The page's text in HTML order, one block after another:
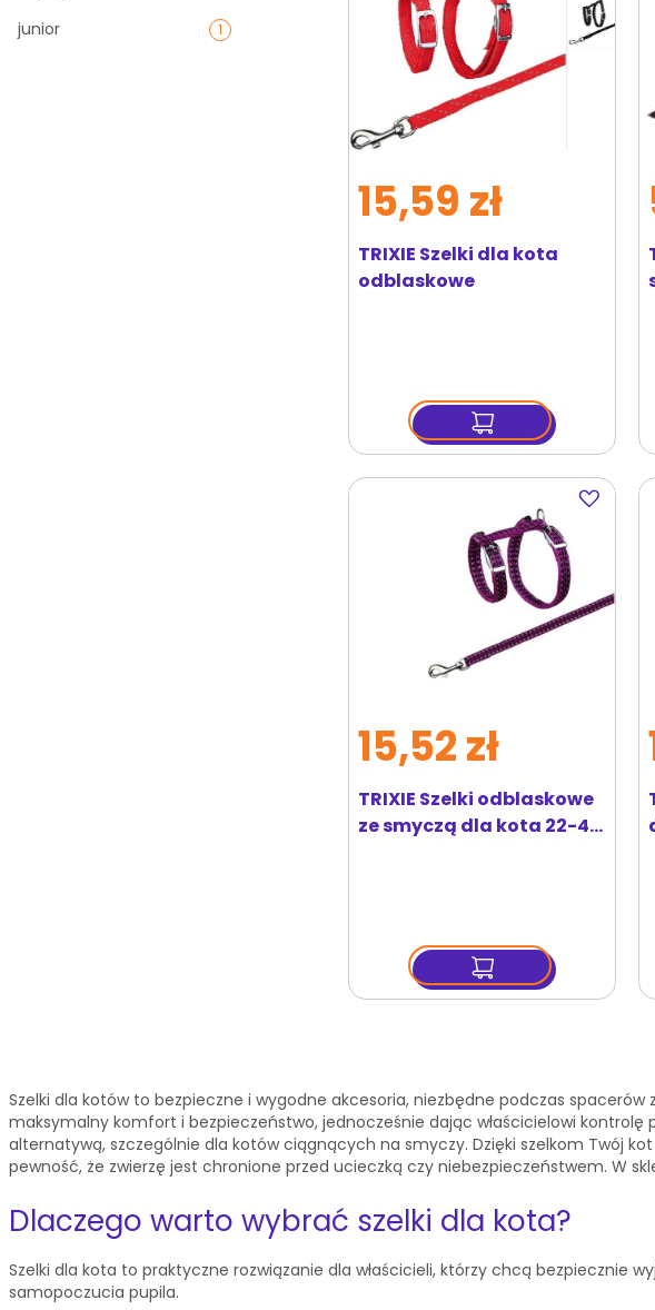
TRIXIE Szelki dla kota
odblaskowe
15,59 zł
Dodaj
do
TRIXIE Szelki odblaskowe
ze smyczą dla kota 22-42
15,52 zł
junior
1
Szelki dla kotów to bezpieczne i wygodne akcesoria, niezbędne podczas
maksymalny komfort i bezpieczeństwo, jednocześnie dając właścicielowi
alternatywą, szczególnie dla kotów ciągnących na smyczy. Dzięki szelkom Twój
pewność, że zwierzę jest chronione przed ucieczką czy niebezpieczeństwem. W
Dlaczego warto wybrać szelki dla kota?
Szelki dla kota to praktyczne rozwiązanie dla właścicieli, którzy chcą bezpiecznie
samopoczucia pupila.